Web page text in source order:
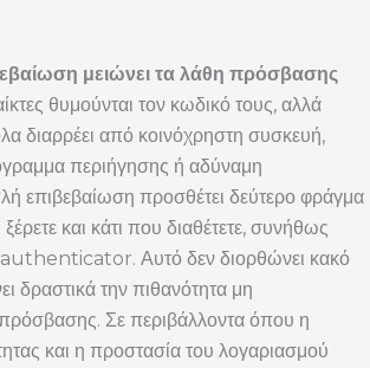
μειώνει τα λάθη πρόσβασης
θυμούνται τον κωδικό τους, αλλά
διαρρέει από κοινόχρηστη συσκευή,
περιήγησης ή αδύναμη
επιβεβαίωση προσθέτει δεύτερο φράγμα
και κάτι που διαθέτετε, συνήθως
authenticator. Αυτό δεν διορθώνει κακό
δραστικά την πιθανότητα μη
Σε περιβάλλοντα όπου η
και η προστασία του λογαριασμού